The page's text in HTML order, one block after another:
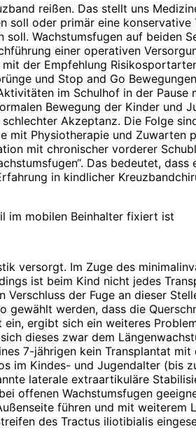
reißen. Das stellt uns
soll oder primär eine
Wachstumsfugen auf beiden
einer operativen
der Empfehlung
und Stop and Go
im Schulhof in der Pause
Bewegung der Kinder und
Akzeptanz. Die Folge
mit Physiotherapie und Zuwarten
mit chronischer vorderer
Das bedeutet, dass
in kindlicher
im mobilen Beinhalter fixiert ist
versorgt. Im Zuge des
ist beim Kind nicht jedes
der Fuge an dieser
gewählt werden, dass die
ergibt sich ein weiteres
dieses zwar dem
7-jährigen kein Transplantat mit
im Kindes- und Jugendalter (bis
laterale extraartikuläre
offenen Wachstumsfugen
führen und mit weiterem
des Tractus ilio­tibialis